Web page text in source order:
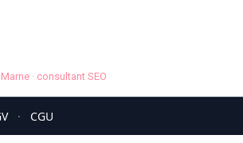
· consultant SEO
· CGU